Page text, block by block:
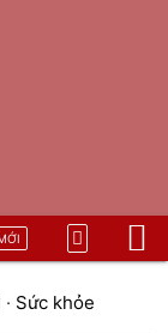
· Sức khỏe